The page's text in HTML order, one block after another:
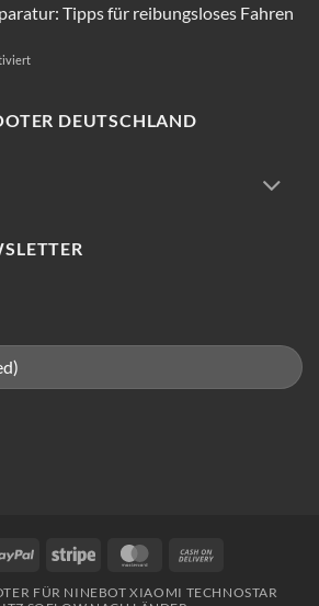
Tipps für reibungsloses Fahren
für
Reparatur:DEUTSCHLAND
PayPal Stripe MasterCard
FÜR NINEBOT XIAOMI TECHNOSTAR